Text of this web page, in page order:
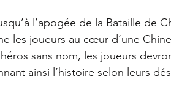
l’apogée de la Bataille de
les joueurs au cœur d’une
sans nom, les joueurs
ainsi l’histoire selon leurs